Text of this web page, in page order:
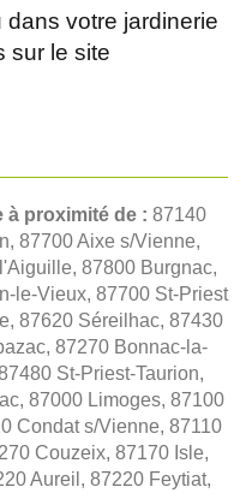
dans votre jardinerie
sur le site
à proximité de : 87140
87700 Aixe s/Vienne,
87800 Burgnac,
le-Vieux, 87700 St-Priest
87620 Séreilhac, 87430
87270 Bonnac-la-
St-Priest-Taurion,
87000 Limoges, 87100
Condat s/Vienne, 87110
Couzeix, 87170 Isle,
Aureil, 87220 Feytiat,